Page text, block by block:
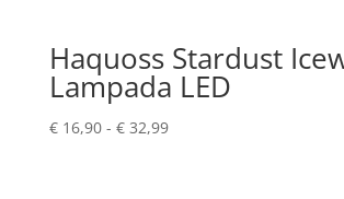
Haquoss Stardust
Lampada LED
€16,90 - €32,99Fascia